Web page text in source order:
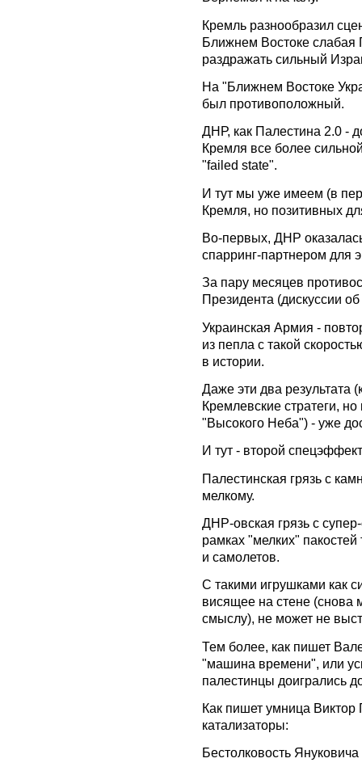
Кремль разнообразил
Ближнем Востоке
раздражать сильный
На "Ближнем Востоке
был противоположный.
ДНР, как Палестина 2.0 -
Кремля все более
"failed state".
И тут мы уже имеем (в
Кремля, но позитивных
Во-первых, ДНР
спарринг-партнером для
За пару месяцев
Президента (дискуссии
Украинская Армия -
из пепла с такой
в истории.
Даже эти два результата
Кремлевские стратеги,
"Высокого Неба") - уже
И тут - второй
Палестинская грязь с
мелкому.
ДНР-овская грязь с
рамках "мелких"
и самолетов.
С такими игрушками как
висящее на стене (снова
смыслу), не может не
Тем более, как пишет
"машина времени", или
палестинцы доигрались
Как пишет умница Виктор
катализаторы:
Бестолковость